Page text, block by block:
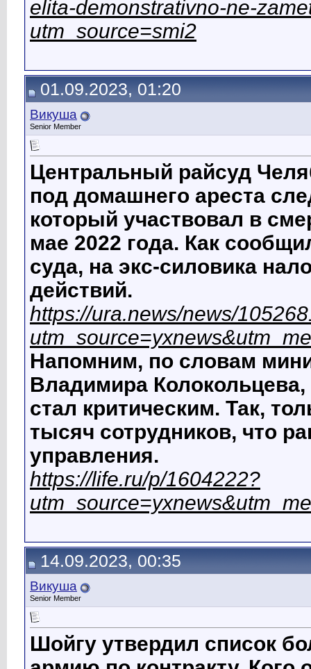
elita-demonstrativno-ne-
utm_source=smi2
01.09.2023, 01:20
Викуша
Senior Member
Центральный райсуд
под домашнего ареста
который участвовал в
мае 2022 года. Как
суда, на экс-силовика
действий.
https://ura.news/news/
Напомним, по словам
Владимира
стал критическим. Так,
тысяч сотрудников, что
управления.
https://life.ru/p/1604222?
14.09.2023, 00:35
Викуша
Senior Member
Шойгу утвердил список